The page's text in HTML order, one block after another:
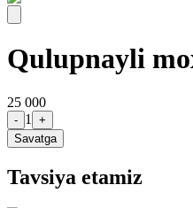
Qulupnayli
25 000
- 1
+
Savatga
Tavsiya etamiz